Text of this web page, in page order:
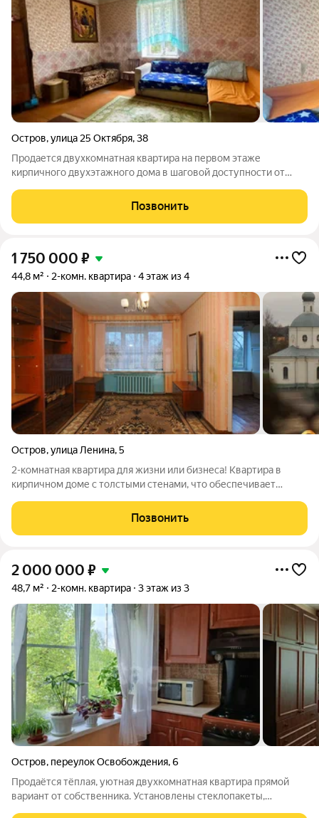
Остров,улица 25 Октября,38
Продается двухкомнатная квартира на первом этаже
кирпичного двухэтажного дома в шаговой доступности от
две светлые смежные комнаты площадью 18 и 12 кв. м, а также
прихожую. Дом расположен в
Позвонить
1 750 000 ₽
44,8 м² 2-комн. квартира 4 этаж из 4
Остров,улица Ленина,5
2-комнатная квартира для жизни или бизнеса! Квартира в
кирпичном доме с толстыми стенами, что обеспечивает
круглый год. Площадь комнат составляет 18,5 и 10 кв. метров,
кухня 6.5 кв.м., окна
Позвонить
2 000 000 ₽
48,7 м² 2-комн. квартира 3 этаж из 3
Остров, переулок Освобождения,6
Продаётся тёплая, уютная двухкомнатная квартира прямой
вариант от собственника. Установлены стеклопакеты,